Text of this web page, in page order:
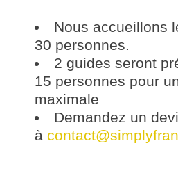
Nous accueillons
30 personnes.
2 guides seront
15 personnes pour
maximale
Demandez un
à